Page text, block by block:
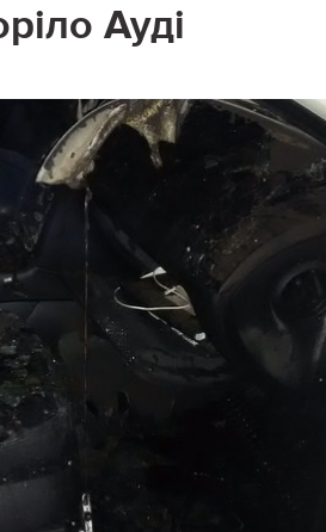
Ауді